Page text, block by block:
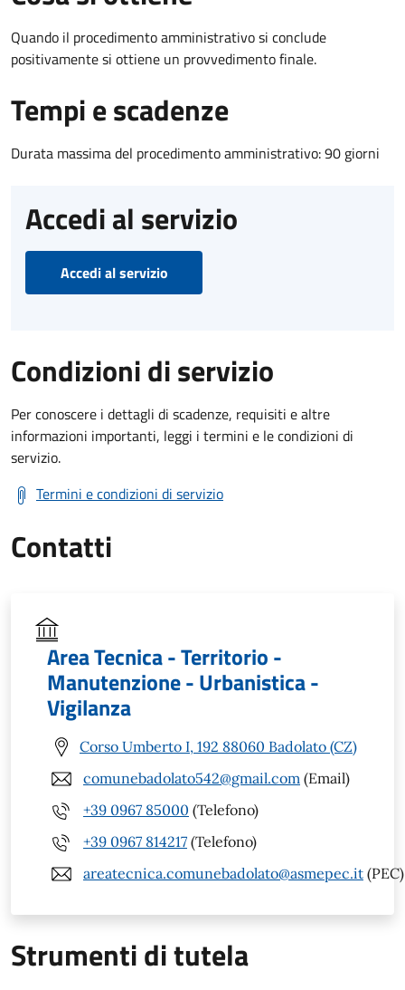
Quando il procedimento amministrativo si conclude
positivamente si ottiene un provvedimento finale.
Tempi e scadenze
Durata massima del procedimento amministrativo: 90 giorni
Accedi al servizio
Accedi al servizio
Condizioni di servizio
Per conoscere i dettagli di scadenze, requisiti e altre
informazioni importanti, leggi i termini e le condizioni di
servizio.
Termini e condizioni di servizio
Contatti
Area Tecnica - Territorio -
Manutenzione - Urbanistica -
Vigilanza
Corso Umberto I, 192 88060 Badolato (CZ)
comunebadolato542@gmail.com (Email)
+39 0967 85000 (Telefono)
+39 0967 814217 (Telefono)
areatecnica.comunebadolato@asmepec.it (PEC)
Strumenti di tutela